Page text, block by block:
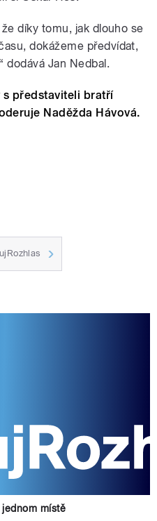
díky tomu, jak dlouho se
dokážeme předvídat,
dodává Jan Nedbal.
s představiteli bratří
Naděžda Hávová.
místě